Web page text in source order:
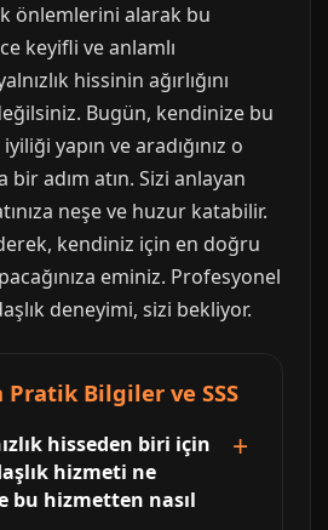
önlemlerini alarak bu
keyifli ve anlamlı
hissinin ağırlığını
Bugün, kendinize bu
yapın ve aradığınız o
bir adım atın. Sizi anlayan
neşe ve huzur katabilir.
kendiniz için en doğru
eminiz. Profesyonel
deneyimi, sizi bekliyor.
Pratik Bilgiler ve SSS
hisseden biri için
hizmeti ne
bu hizmetten nasıl